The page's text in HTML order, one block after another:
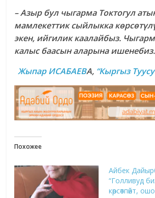
– Азыр бул чыгарма Токтогул
мамлекеттик сыйлыкка
экен, ийгилик каалайбыз.
калыс баасын аларына ишенебиз.
Жыпар ИСАБАЕВА, “Кыргыз
Похожее
Айбек
“Голливуд
көрсөтпөйт,